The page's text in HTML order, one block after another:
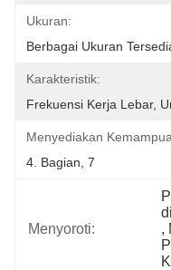
Ukuran:
Berbagai Ukuran
Karakteristik:
Frekuensi Kerja Lebar,
Menyediakan
4. Bagian, 7
Menyoroti:
,